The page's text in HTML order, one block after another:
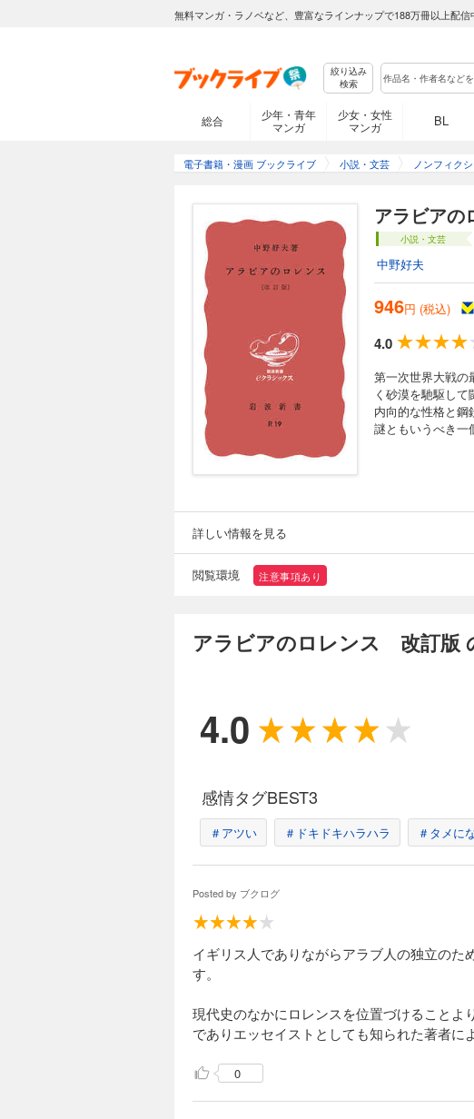
無料マンガ・ラノベなど、豊富なラインナップで188万冊以上配信
絞り込み
検索
総合
少年・青年
マンガ
少女・女性
マンガ
BL
電子書籍・漫画 ブックライブ 小説・文芸 ノンフィク
アラビア
小説・文芸
中野好夫
946円 (税込)
4.0
第一次世界大戦の
く砂漠を馳駆し
内向的な性格と
謎ともいうべき一
詳しい情報を見る
閲覧環境 注意事項あり
アラビアのロレンス 改訂版
4.0
感情タグBEST3
＃アツい ＃ドキドキハラハラ ＃タメに
Posted by ブクログ
イギリス人でありながらアラブ人の独立の
す。
現代史のなかにロレンスを位置づけること
でありエッセイストとしても知られた著者に
0